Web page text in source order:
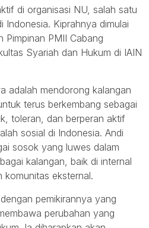
di organisasi NU, salah satu
Indonesia. Kiprahnya dimulai
Pimpinan PMII Cabang
Syariah dan Hukum di IAIN
adalah mendorong kalangan
terus berkembang sebagai
toleran, dan berperan aktif
sosial di Indonesia. Andi
sosok yang luwes dalam
kalangan, baik di internal
komunitas eksternal.
pemikirannya yang
perubahan yang